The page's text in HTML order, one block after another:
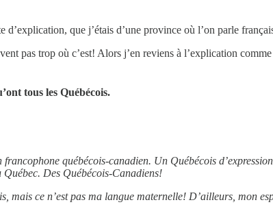
que j’étais d’une province où l’on parle
pas trop où c’est! Alors j’en reviens à l’explication
tous les Québécois.
québécois-canadien. Un Québécois
Des Québécois-Canadiens!
ce n’est pas ma langue maternelle! D’ailleurs, mon